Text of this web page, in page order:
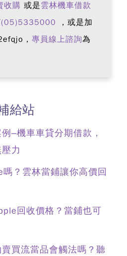
收購 或是雲林機車借款
(05)5335000
，或是加
， 專員線上諮詢為
給站
–機車車貸分期借款，
力
？雲林當鋪讓你高價回
回收價格？當鋪也可
買流當品會觸法嗎？聽